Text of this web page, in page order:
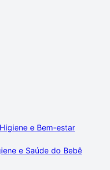
Higiene e Bem-estar
e Saúde do Bebê